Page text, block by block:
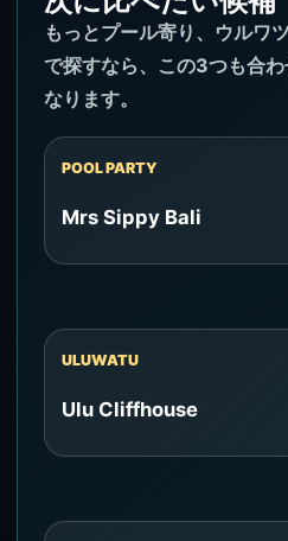
もっとプール寄り、ウルワ
で探すなら、この3つも合
なります。
POOL PARTY
Mrs Sippy Bali
ULUWATU
Ulu Cliffhouse